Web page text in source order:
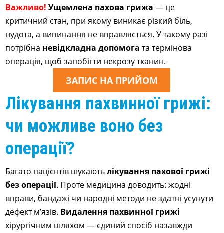
Важливо! Ущемлена пахова грижа — це
критичний стан, при якому виникає різкий біль,
нудота, а випинання не вправляється. У такому разі
потрібна невідкладна допомога та термінова
операція, щоб запобігти некрозу тканин.
ЗАПИС НА ПРИЙОМ
Лікування пахвинної грижі:
чи можливе воно без
операції?
Багато пацієнтів шукаютьлікування пахової грижі
без операції. Проте медицина доводить: жодні
вправи, бандажі чи народні методи не здатні усунути
дефект м’язів. Видалення пахвинної грижі
хірургічним шляхом — єдиний спосіб назавжди